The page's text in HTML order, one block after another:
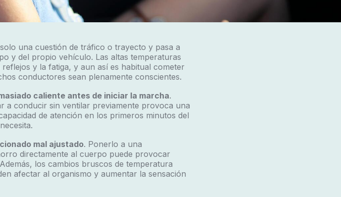
una cuestión de tráfico o trayecto y pasa a
y del propio vehículo. Las altas temperaturas
y la fatiga, y aun así es habitual cometer
conductores sean plenamente conscientes.
caliente antes de iniciar la marcha.
a conducir sin ventilar previamente provoca una
de atención en los primeros minutos del
mal ajustado. Ponerlo a una
directamente al cuerpo puede provocar
los cambios bruscos de temperatura
afectar al organismo y aumentar la sensación